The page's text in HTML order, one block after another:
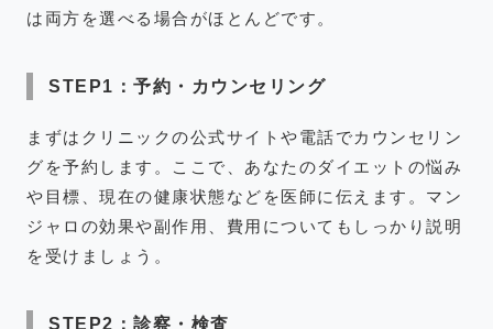
は両方を選べる場合がほとんどです。
STEP1：予約・カウンセリング
まずはクリニックの公式サイトや電話でカウンセリン
グを予約します。ここで、あなたのダイエットの悩み
や目標、現在の健康状態などを医師に伝えます。マン
ジャロの効果や副作用、費用についてもしっかり説明
を受けましょう。
STEP2：診察・検査